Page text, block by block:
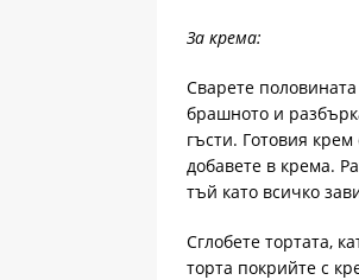
За крема:
Сварете
брашното и
гъсти. Готовия
добавете в крема.
тъй като всичко
Сглобете тортата,
торта покрийте с